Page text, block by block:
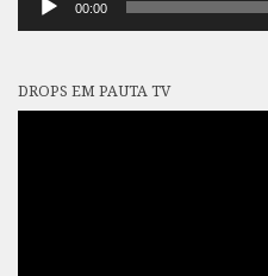
00:00
DROPS EM PAUTA TV